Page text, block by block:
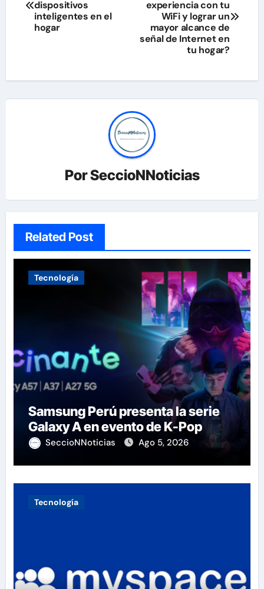
entradas
dispositivos
inteligentes en el
hogar
experiencia con tu
WiFi y lograr un
mayor alcance de
señal de Internet en
tu hogar?
PorSeccioNNoticias
Related Post
Tecnología
Samsung Perú presenta la serie
Galaxy A en evento de K-Pop
SeccioNNoticias Ago 5, 2026
Tecnología